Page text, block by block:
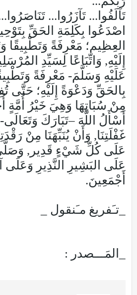
تَآلَفُوا... تَآزَرُوا...
اصْدَعُوا بِكَلِمَةِ الحَقِّ
العِظِيم؛ مَعْرِفَةً وَتَطْبِيقًا
إِلَيْهِ, وَاتِّبَاعًا لِسَيِّدِ
عَلَيْهِ وَسَلَّمَ- مَعْرِفَةً
بِالحَقِّ وَدَعْوَةً إِلَيْهِ؛ حَتَّى
مِنْ سُبَاتِهَا وَهِيَ خَيْرُ أُمَّةٍ
أَسْأَلُ اللَّهَ –تَبَارَكَ
غَفْلَتِنَا, وَأَنْ يُنَبِّهَنَا مِنْ
عَلَى كُلِّ شَيْءٍ قَدِير,
عَلَى البَشِيرِ النَّذِيرِ وَعَلَى
أَجْمَعِينَ.
_تـَفريغ مـَنقول _
_المَـــصدر :